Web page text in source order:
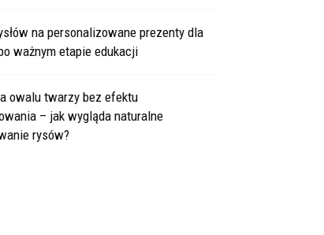
na personalizowane prezenty dla
ważnym etapie edukacji
owalu twarzy bez efektu
– jak wygląda naturalne
rysów?